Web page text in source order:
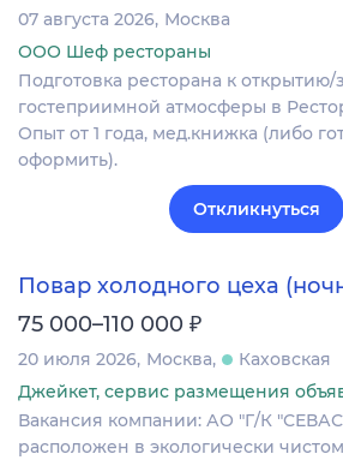
07 августа 2026 Москва
ООО Шеф рестораны
Подготовка ресторана к
гостеприимной атмосферы в
Опыт от 1 года, мед.книжка (либо
оформить).
Откликнуться
Повар холодного цеха
75 000–110 000 ₽
20 июля 2026 Москва
Каховская
Джейкет, сервис размещения
Вакансия компании: АО "Г/К
расположен в экологически